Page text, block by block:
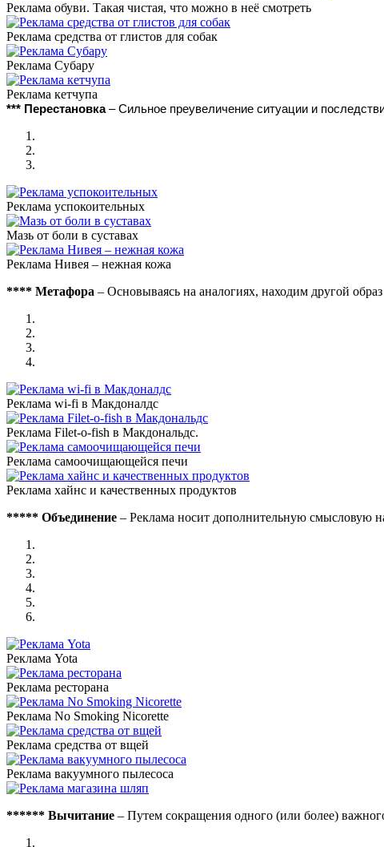
Реклама обуви. Такая чистая, что можно в неё смотреть
Реклама средства от глистов для собак
Реклама Субару
Реклама кетчупа
*** Перестановка– Сильное преувеличение ситуации и
Реклама успокоительных
Мазь от боли в суставах
Реклама Нивея – нежная кожа
**** Метафора – Основываясь на аналогиях, находим другой
Реклама wi-fi в Макдоналдс
Реклама Filet-o-fish в Макдональдс.
Реклама самоочищающейся печи
Реклама хайнс и качественных продуктов
***** Объединение – Реклама носит дополнительную смысловую
Реклама Yota
Реклама ресторана
Реклама No Smoking Nicorette
Реклама средства от вщей
Реклама вакуумного пылесоса
****** Вычитание – Путем сокращения одного (или более)